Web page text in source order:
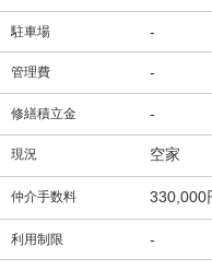
駐車場 -
管理費 -
修繕積立金 -
現況 空家
仲介手数料 330,000
利用制限 -